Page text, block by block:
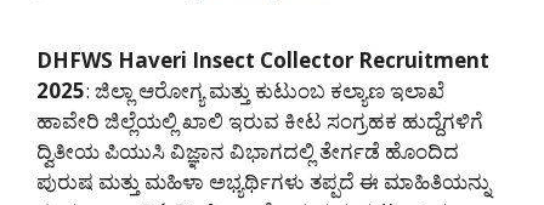
DHFWS Haveri Insect Collector Recruitment
2025: ಜಿಲ್ಲಾ ಆರೋಗ್ಯ ಮತ್ತು ಕುಟುಂಬ ಕಲ್ಯಾಣ ಇಲಾಖೆ
ಹಾವೇರಿ ಜಿಲ್ಲೆಯಲ್ಲಿ ಖಾಲಿ ಇರುವ ಕೀಟ ಸಂಗ್ರಹಕ ಹುದ್ದೆಗಳಿಗೆ
ದ್ವಿತೀಯ ಪಿಯುಸಿ ವಿಜ್ಞಾನ ವಿಭಾಗದಲ್ಲಿ ತೇರ್ಗಡೆ ಹೊಂದಿದ
ಪುರುಷ ಮತ್ತು ಮಹಿಳಾ ಅಭ್ಯರ್ಥಿಗಳು ತಪ್ಪದೆ ಈ ಮಾಹಿತಿಯನ್ನು